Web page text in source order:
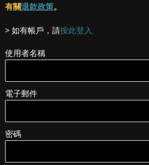
有關退款政策。
> 如有帳戶，請按此登入
使用者名稱
電子郵件
密碼